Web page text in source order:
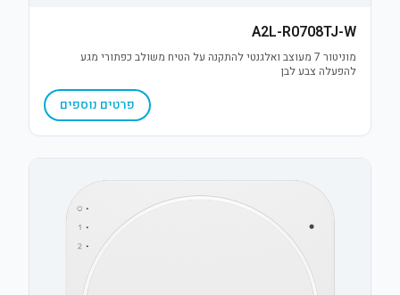
A2L-R0708TJ-W
מוניטור 7 מעוצב ואלגנטי להתקנה על הטיח משולב כפתורי מגע
להפעלה צבע לבן
פרטים נוספים